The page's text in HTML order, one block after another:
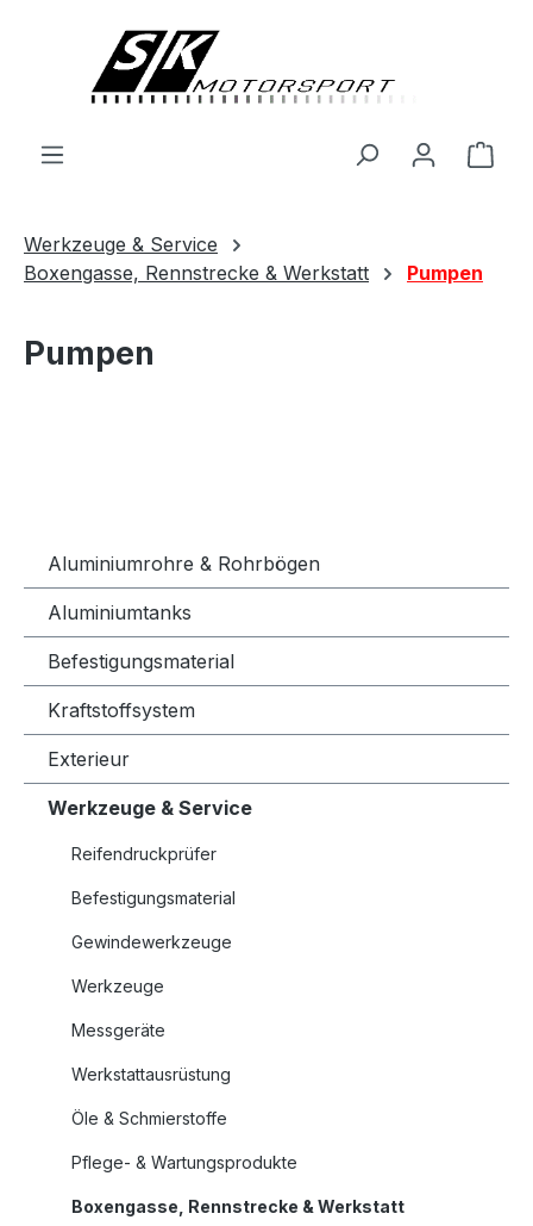
Werkzeuge & Service
Boxengasse, Rennstrecke & Werkstatt
Pumpen
Pumpen
Aluminiumrohre & Rohrbögen
Aluminiumtanks
Befestigungsmaterial
Kraftstoffsystem
Exterieur
Werkzeuge & Service
Reifendruckprüfer
Befestigungsmaterial
Gewindewerkzeuge
Werkzeuge
Messgeräte
Werkstattausrüstung
Öle & Schmierstoffe
Pflege- & Wartungsprodukte
Boxengasse, Rennstrecke & Werkstatt